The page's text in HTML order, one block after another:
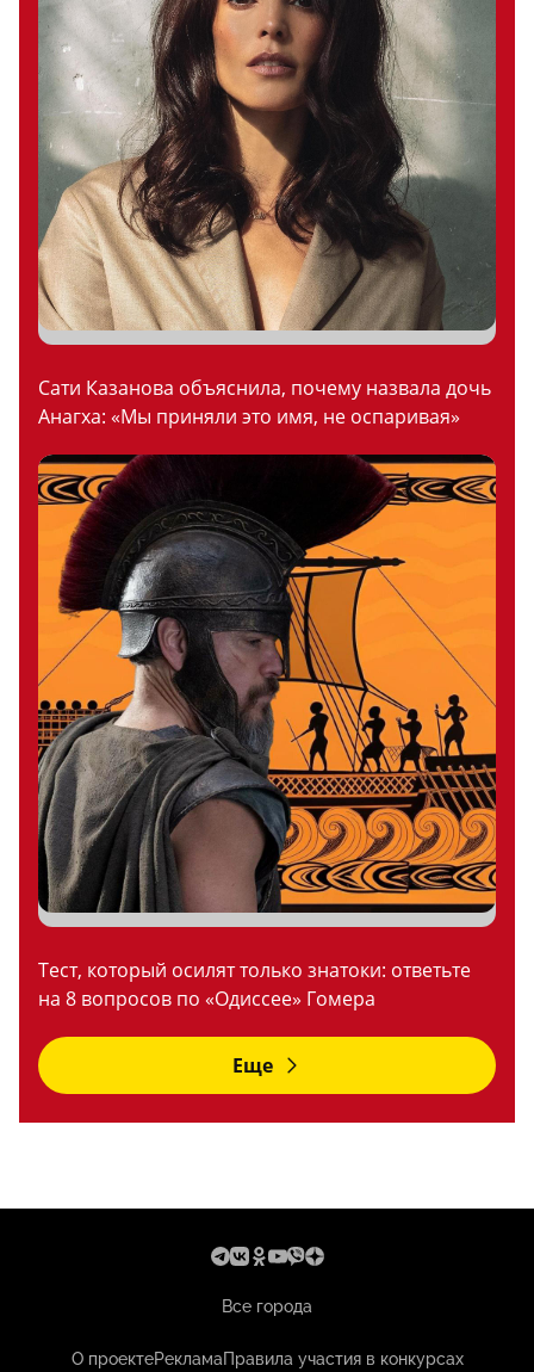
Сати Казанова объяснила, почему назвала дочь
Анагха: «Мы приняли это имя, не оспаривая»
Тест, который осилят только знатоки: ответьте
на 8 вопросов по «Одиссее» Гомера
Еще
Все города
О проектеРекламаПравила участия в конкурсах